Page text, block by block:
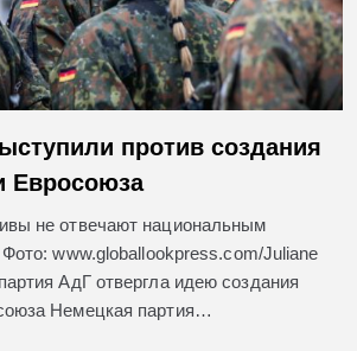
против создания
Евросоюза
не отвечают национальным
www.globallookpress.com/Juliane
АдГ отвергла идею создания
Немецкая партия…